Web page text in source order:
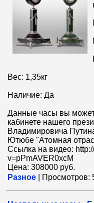
Вес: 1,35кг
Наличие: Да
Данные часы вы
кабинете нашего
Владимировича
Ютюбе "Атомная
Ссылка на видео:
v=pPmAVER0xcM
Цена: 308000 руб.
Разное
Просмотров: